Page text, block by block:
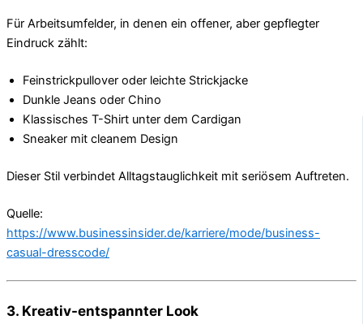
Für Arbeitsumfelder, in denen ein offener, aber gepflegter
Eindruck zählt:
Feinstrickpullover oder leichte Strickjacke
Dunkle Jeans oder Chino
Klassisches T-Shirt unter dem Cardigan
Sneaker mit cleanem Design
Dieser Stil verbindet Alltagstauglichkeit mit seriösem Auftreten.
Quelle:
https://www.businessinsider.de/karriere/mode/business-
casual-dresscode/
3. Kreativ-entspannter Look